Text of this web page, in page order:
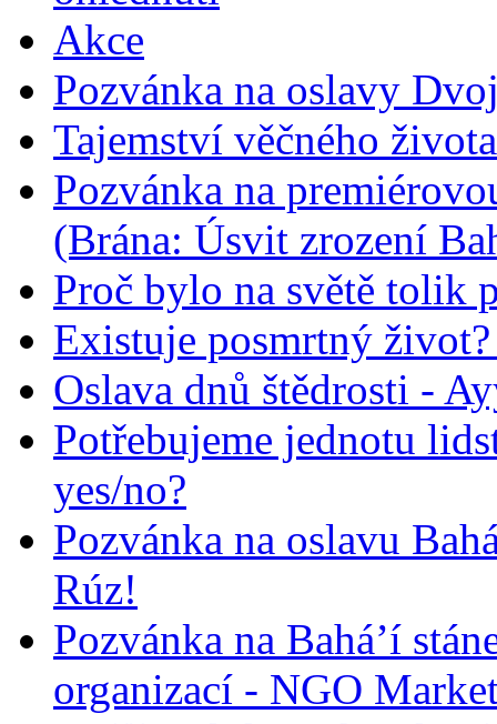
Akce
Pozvánka na oslavy
Tajemství věčného života
Pozvánka na
(Brána: Úsvit zrození
Proč bylo na světě tolik
Existuje posmrtný
Oslava dnů štědrosti -
Potřebujeme jednotu
yes/no?
Pozvánka na oslavu
Rúz!
Pozvánka na Bahá’í
organizací - NGO